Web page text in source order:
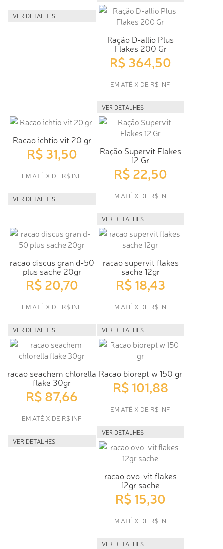
VER DETALHES
Ração D-allio Plus
Flakes 200 Gr
R$ 364,50
EM ATÉ X DE R$ INF
VER DETALHES
Racao ichtio vit 20 gr
R$ 31,50
EM ATÉ X DE R$ INF
VER DETALHES
Ração Supervit Flakes
12 Gr
R$ 22,50
EM ATÉ X DE R$ INF
VER DETALHES
racao discus gran d-50
plus sache 20gr
R$ 20,70
EM ATÉ X DE R$ INF
VER DETALHES
racao supervit flakes
sache 12gr
R$ 18,43
EM ATÉ X DE R$ INF
VER DETALHES
racao seachem chlorella
flake 30gr
R$ 87,66
EM ATÉ X DE R$ INF
VER DETALHES
Racao biorept w 150 gr
R$ 101,88
EM ATÉ X DE R$ INF
VER DETALHES
racao ovo-vit flakes
12gr sache
R$ 15,30
EM ATÉ X DE R$ INF
VER DETALHES